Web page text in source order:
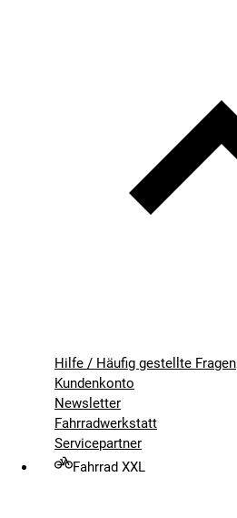
Hilfe / Häufig gestellte Fragen
Kundenkonto
Newsletter
Fahrradwerkstatt
Servicepartner
Fahrrad XXL